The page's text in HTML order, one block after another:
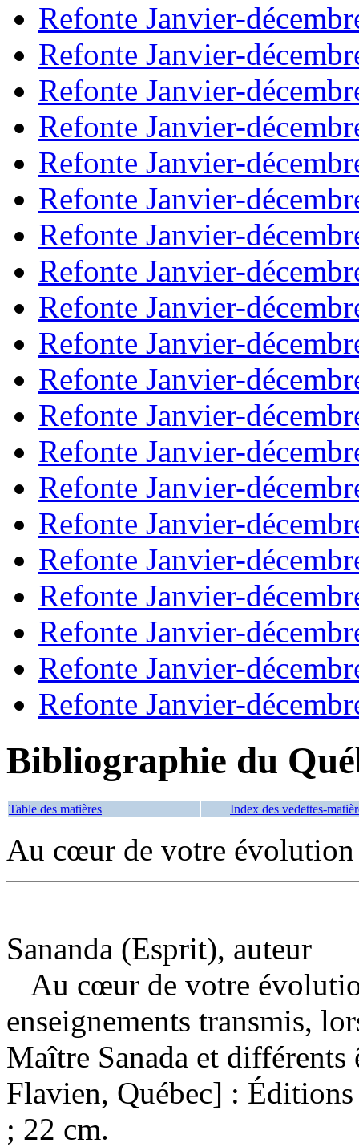
Refonte Janvier-
Refonte Janvier-
Refonte Janvier-
Refonte Janvier-
Refonte Janvier-
Refonte Janvier-
Refonte Janvier-
Refonte Janvier-
Refonte Janvier-
Refonte Janvier-
Refonte Janvier-
Refonte Janvier-
Refonte Janvier-
Refonte Janvier-
Refonte Janvier-
Refonte Janvier-
Refonte Janvier-
Refonte Janvier-
Refonte Janvier-
Refonte Janvier-
Bibliographie du
Table des matières Index des vedettes-
Au cœur de votre évolution
Sananda (Esprit), auteur
Au cœur de votre
enseignements transmis,
Maître Sanada et
Flavien, Québec] :
; 22 cm.